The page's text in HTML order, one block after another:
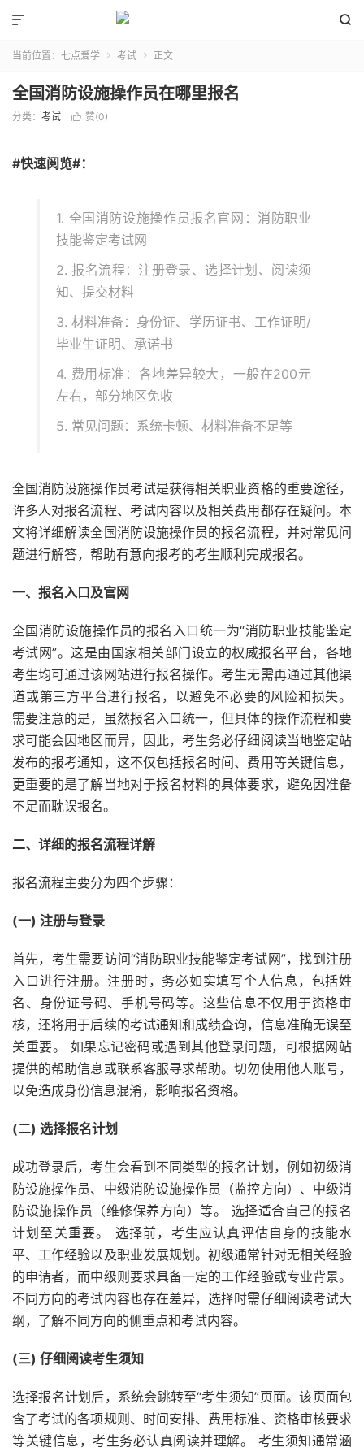


当前位置： 七点爱学  考试  正文
全国消防设施操作员在哪里报名
分类： 考试  赞(0)
#快速阅览#：
1. 全国消防设施操作员报名官网：消防职业
技能鉴定考试网
2. 报名流程：注册登录、选择计划、阅读须
知、提交材料
3. 材料准备：身份证、学历证书、工作证明/
毕业生证明、承诺书
4. 费用标准：各地差异较大，一般在200元
左右，部分地区免收
5. 常见问题：系统卡顿、材料准备不足等
全国消防设施操作员考试是获得相关职业资格的重要途径，
许多人对报名流程、考试内容以及相关费用都存在疑问。本
文将详细解读全国消防设施操作员的报名流程，并对常见问
题进行解答，帮助有意向报考的考生顺利完成报名。
一、报名入口及官网
全国消防设施操作员的报名入口统一为“消防职业技能鉴定
考试网”。这是由国家相关部门设立的权威报名平台，各地
考生均可通过该网站进行报名操作。考生无需再通过其他渠
道或第三方平台进行报名，以避免不必要的风险和损失。
需要注意的是，虽然报名入口统一，但具体的操作流程和要
求可能会因地区而异，因此，考生务必仔细阅读当地鉴定站
发布的报考通知，这不仅包括报名时间、费用等关键信息，
更重要的是了解当地对于报名材料的具体要求，避免因准备
不足而耽误报名。
二、详细的报名流程详解
报名流程主要分为四个步骤：
(一) 注册与登录
首先，考生需要访问“消防职业技能鉴定考试网”，找到注册
入口进行注册。注册时，务必如实填写个人信息，包括姓
名、身份证号码、手机号码等。这些信息不仅用于资格审
核，还将用于后续的考试通知和成绩查询，信息准确无误至
关重要。 如果忘记密码或遇到其他登录问题，可根据网站
提供的帮助信息或联系客服寻求帮助。切勿使用他人账号，
以免造成身份信息混淆，影响报名资格。
(二) 选择报名计划
成功登录后，考生会看到不同类型的报名计划，例如初级消
防设施操作员、中级消防设施操作员（监控方向）、中级消
防设施操作员（维修保养方向）等。 选择适合自己的报名
计划至关重要。 选择前，考生应认真评估自身的技能水
平、工作经验以及职业发展规划。初级通常针对无相关经验
的申请者，而中级则要求具备一定的工作经验或专业背景。
不同方向的考试内容也存在差异，选择时需仔细阅读考试大
纲，了解不同方向的侧重点和考试内容。
(三) 仔细阅读考生须知
选择报名计划后，系统会跳转至“考生须知”页面。该页面包
含了考试的各项规则、时间安排、费用标准、资格审核要求
等关键信息，考生务必认真阅读并理解。 考生须知通常涵